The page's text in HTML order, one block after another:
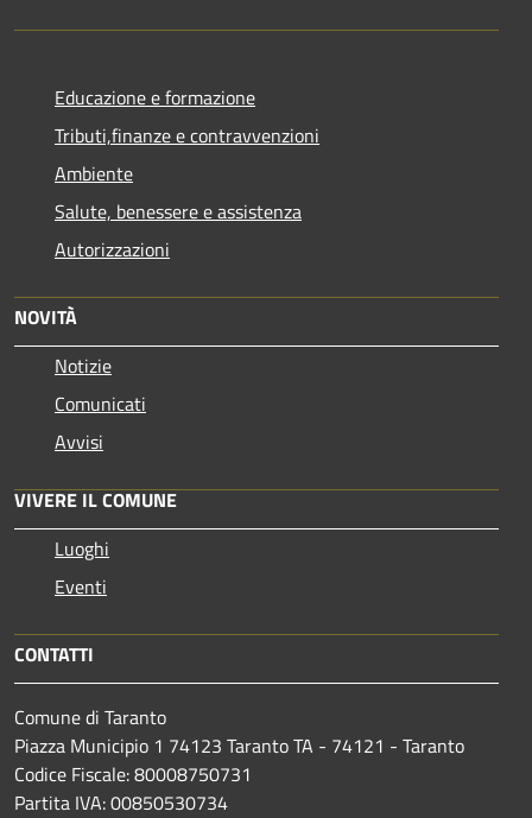
Educazione e formazione
Tributi,finanze e contravvenzioni
Ambiente
Salute, benessere e assistenza
Autorizzazioni
NOVITÀ
Notizie
Comunicati
Avvisi
VIVERE IL COMUNE
Luoghi
Eventi
CONTATTI
Comune di Taranto
Piazza Municipio 1 74123 Taranto TA - 74121 - Taranto
Codice Fiscale: 80008750731
Partita IVA: 00850530734